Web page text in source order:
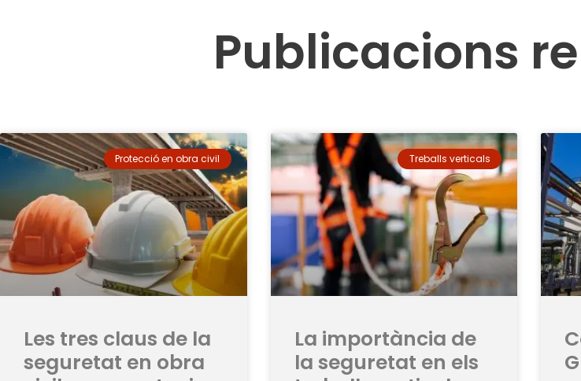
Publicacions
Protecció en obra civil
Les tres claus de la
seguretat en obra
Treballs verticals
La importància de
la seguretat en els